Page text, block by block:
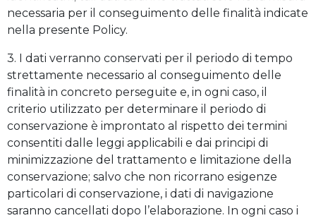
necessaria per il conseguimento delle finalità indicate
nella presente Policy.
3. I dati verranno conservati per il periodo di tempo
strettamente necessario al conseguimento delle
finalità in concreto perseguite e, in ogni caso, il
criterio utilizzato per determinare il periodo di
conservazione è improntato al rispetto dei termini
consentiti dalle leggi applicabili e dai principi di
minimizzazione del trattamento e limitazione della
conservazione; salvo che non ricorrano esigenze
particolari di conservazione, i dati di navigazione
saranno cancellati dopo l’elaborazione. In ogni caso i